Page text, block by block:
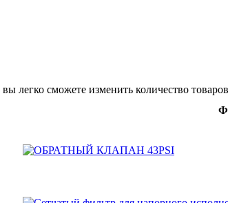
легко сможете изменить количество